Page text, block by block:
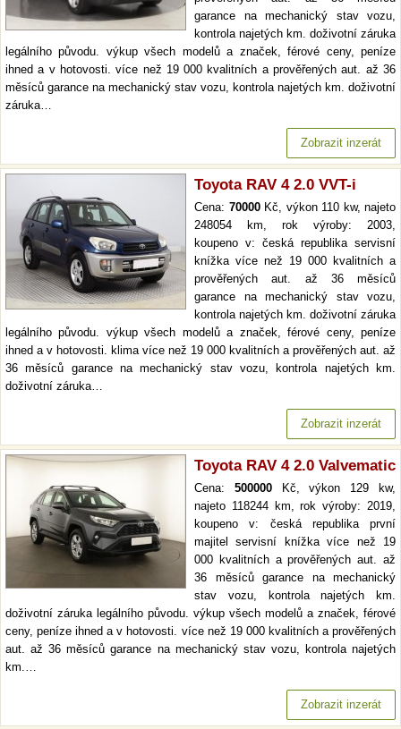
garance na mechanický stav vozu,
kontrola najetých km. doživotní záruka
legálního původu. výkup všech modelů a značek, férové ceny, peníze
ihned a v hotovosti. více než 19 000 kvalitních a prověřených aut. až 36
měsíců garance na mechanický stav vozu, kontrola najetých km. doživotní
záruka…
Zobrazit inzerát
Toyota RAV 4 2.0 VVT-i
Cena: 70000Kč, výkon 110 kw, najeto
248054 km, rok výroby: 2003,
koupeno v: česká republika servisní
knížka více než 19 000 kvalitních a
prověřených aut. až 36 měsíců
garance na mechanický stav vozu,
kontrola najetých km. doživotní záruka
legálního původu. výkup všech modelů a značek, férové ceny, peníze
ihned a v hotovosti. klima více než 19 000 kvalitních a prověřených aut. až
36 měsíců garance na mechanický stav vozu, kontrola najetých km.
doživotní záruka…
Zobrazit inzerát
Toyota RAV 4 2.0 Valvematic
Cena: 500000Kč, výkon 129 kw,
najeto 118244 km, rok výroby: 2019,
koupeno v: česká republika první
majitel servisní knížka více než 19
000 kvalitních a prověřených aut. až
36 měsíců garance na mechanický
stav vozu, kontrola najetých km.
doživotní záruka legálního původu. výkup všech modelů a značek, férové
ceny, peníze ihned a v hotovosti. více než 19 000 kvalitních a prověřených
aut. až 36 měsíců garance na mechanický stav vozu, kontrola najetých
km.…
Zobrazit inzerát